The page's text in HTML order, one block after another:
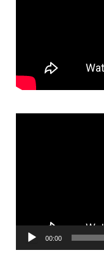
00:00